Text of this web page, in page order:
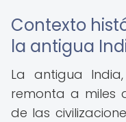
Contexto
la antigua
La antigua
remonta a miles
de las